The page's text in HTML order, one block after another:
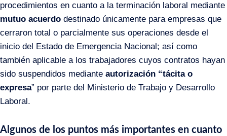
procedimientos en cuanto a la terminación laboral mediante
mutuo acuerdo destinado únicamente para empresas que
cerraron total o parcialmente sus operaciones desde el
inicio del Estado de Emergencia Nacional; así como
también aplicable a los trabajadores cuyos contratos hayan
sido suspendidos mediante autorización “tácita o
expresa” por parte del Ministerio de Trabajo y Desarrollo
Laboral.
Algunos de los puntos más importantes en cuanto